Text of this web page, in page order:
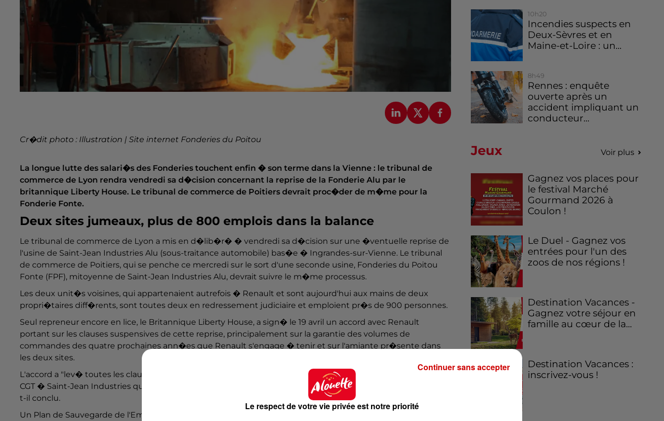
Cr�dit photo : Illustration | Site internet Fonderies du Poitou
La longue lutte des salari�s des Fonderies touchent enfin � son terme dans la Vienne : le tribunal de
commerce de Lyon rendra vendredi sa d�cision concernant la reprise de la Fonderie Alu par le
britannique Liberty House. Le tribunal de commerce de Poitiers devrait proc�der de m�me pour la
Fonderie Fonte.
Deux sites jumeaux, plus de 800 emplois dans la balance
Le tribunal de commerce de Lyon a mis en d�lib�r� � vendredi sa d�cision sur une �ventuelle reprise de
l'usine de Saint-Jean Industries Alu (sous-traitance automobile) bas�e � Ingrandes-sur-Vienne. Le tribunal
de commerce de Poitiers, qui se penche ce mercredi sur le sort d'une seconde usine, Fonderies du Poitou
Fonte (FPF), mitoyenne de Saint-Jean Industries Alu, devrait suivre le m�me processus.
Les deux unit�s voisines, qui appartenaient autrefois � Renault et sont aujourd'hui aux mains de deux
propri�taires diff�rents, sont toutes deux en redressement judiciaire et emploient pr�s de 900 personnes.
Seul repreneur encore en lice, le Britannique Liberty House, a sign� le 19 avril un accord avec Renault
portant sur les clauses suspensives de cette reprise, principalement sur la garantie des volumes de
commandes des quatre prochaines ann�es que Renault s'engage � tenir et sur l'amiante pr�sente dans
les deux sites.
L'accord a "lev� toutes les clauses suspensives" a indiqu� � l'AFP Jean-Philippe Juin, d�l�gu� syndical
CGT � Saint-Jean Industries qui s'est dit "soulag'. "Maintenant il faut que Liberty tienne ses engagements", a-
t-il conclu.
Un Plan de Sauvegarde de l'Emploi (PSE) doit �tre valid� d�s la semaine prochaine. Il pr�voit un peu plus
10h20
Incendies suspects en
Deux-Sèvres et en
Maine-et-Loire : un...
8h49
Rennes : enquête
ouverte après un
accident impliquant un
conducteur...
Jeux Voir plus
Gagnez vos places pour
le festival Marché
Gourmand 2026 à
Coulon !
Le Duel - Gagnez vos
entrées pour l'un des
zoos de nos régions !
Destination Vacances -
Gagnez votre séjour en
famille au cœur de la...
Destination Vacances :
inscrivez-vous !
Le respect de votre vie privée est notre priorité
Continuer sans accepter